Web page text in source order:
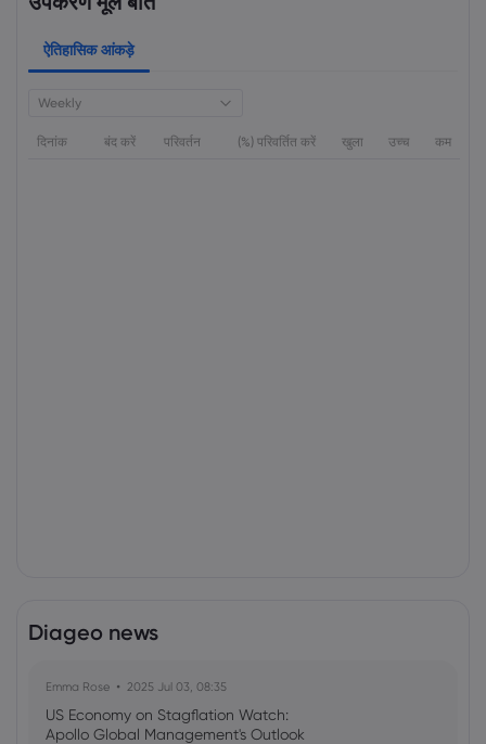
ऐतिहासिक आंकड़े
Weekly
दिनांक बंद करें परिवर्तन (%) परिवर्तित करें खुला उच्च कम
Diageo news
Emma Rose 2025 Jul 03, 08:35
US Economy on Stagflation Watch:
Apollo Global Management's Outlook